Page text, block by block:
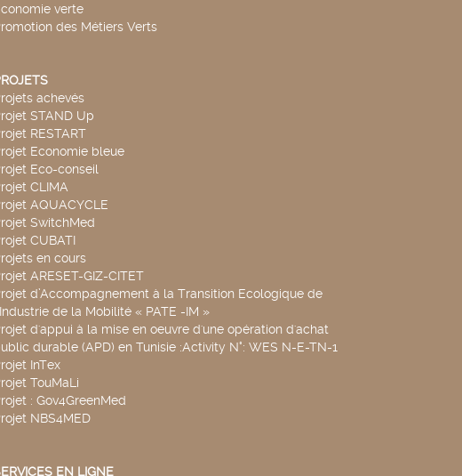
verte
des Métiers Verts
achevés
STAND Up
RESTART
Economie bleue
Eco-conseil
CLIMA
AQUACYCLE
SwitchMed
CUBATI
en cours
ARESET-GIZ-CITET
d’Accompagnement à la Transition Ecologique de
de la Mobilité « PATE -IM »
d'appui à la mise en oeuvre d'une opération d'achat
durable (APD) en Tunisie :Activity N°: WES N-E-TN-1
InTex
TouMaLi
: Gov4GreenMed
NBS4MED
EN LIGNE